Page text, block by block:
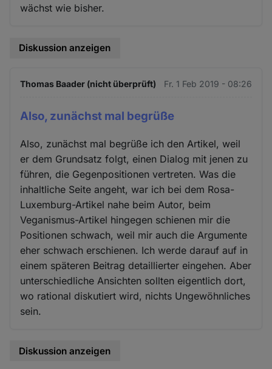
wächst wie bisher.
Diskussion anzeigen
Thomas Baader (nicht überprüft) Fr. 1 Feb 2019 - 08:26
Also, zunächst mal begrüße
Also, zunächst mal begrüße ich den Artikel, weil
er dem Grundsatz folgt, einen Dialog mit jenen zu
führen, die Gegenpositionen vertreten. Was die
inhaltliche Seite angeht, war ich bei dem Rosa-
Luxemburg-Artikel nahe beim Autor, beim
Veganismus-Artikel hingegen schienen mir die
Positionen schwach, weil mir auch die Argumente
eher schwach erschienen. Ich werde darauf auf in
einem späteren Beitrag detaillierter eingehen. Aber
unterschiedliche Ansichten sollten eigentlich dort,
wo rational diskutiert wird, nichts Ungewöhnliches
sein.
Diskussion anzeigen